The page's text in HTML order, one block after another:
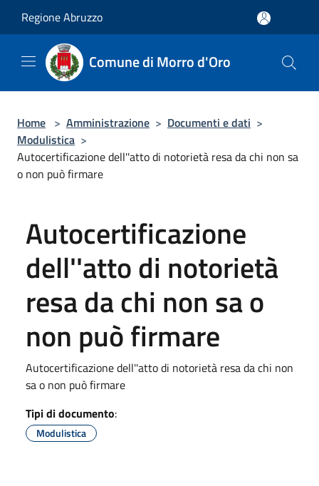
Regione Abruzzo
Comune di Morro d'Oro
Home > Amministrazione > Documenti e dati >
Modulistica >
Autocertificazione dell''atto di notorietà resa da chi non sa
o non può firmare
Autocertificazione
dell''atto di notorietà
resa da chi non sa o
non può firmare
Autocertificazione dell''atto di notorietà resa da chi non
sa o non può firmare
Tipi di documento:
Modulistica